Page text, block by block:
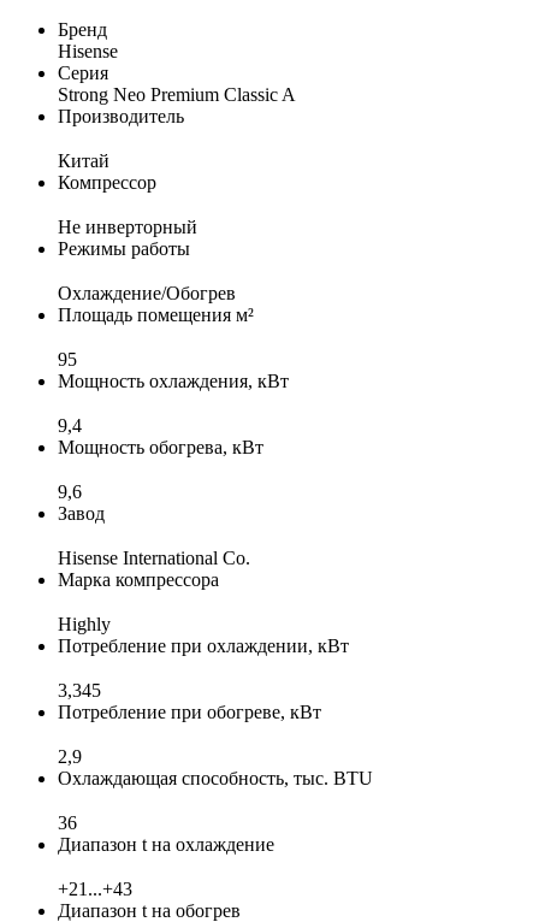
Бренд
Hisense
Серия
Strong Neo Premium Classic A
Производитель
Китай
Компрессор
Не инверторный
Режимы работы
Охлаждение/Обогрев
Площадь помещения м²
95
Мощность охлаждения, кВт
9,4
Мощность обогрева, кВт
9,6
Завод
Hisense International Co.
Марка компрессора
Highly
Потребление при охлаждении, кВт
3,345
Потребление при обогреве, кВт
2,9
Охлаждающая способность, тыс. BTU
36
Диапазон t на охлаждение
+21...+43
Диапазон t на обогрев